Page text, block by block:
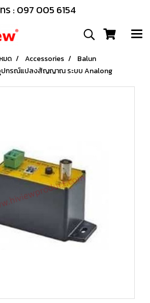
ร : 097 005 6154
มด Accessories
Balun
ปกรณ์แปลงสัญญาณ ระบบ Analong